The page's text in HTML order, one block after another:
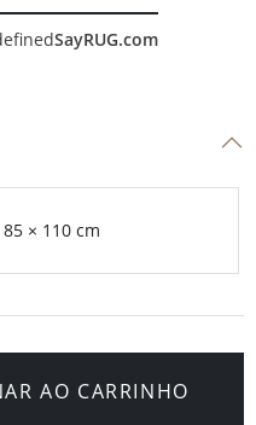
SayRUG.com
85 × 110 cm
AO CARRINHO